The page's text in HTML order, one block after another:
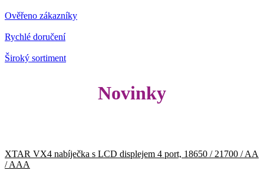
Ověřeno zákazníky
Rychlé doručení
Široký sortiment
Novinky
XTAR VX4 nabíječka s LCD displejem 4 port, 18650 / 21700 / AA
/ AAA